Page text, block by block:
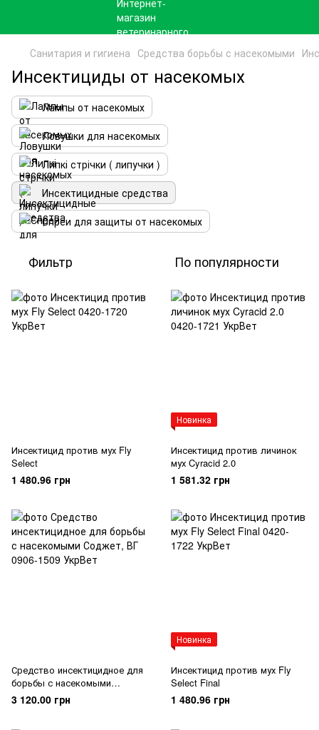
Санитария и гигиена Средства борьбы с насекомыми
Инсектициды от насекомых
Лампы от насекомых
Ловушки для насекомых
Липкі стрічки ( липучки )
Инсектицидные средства
Спреи для защиты от насекомых
Фильтр По популярности
Инсектицид против мух Fly
Select
1 480.96 грн
Новинка
Инсектицид против личинок
мух Cyracid 2.0
1 581.32 грн
Средство инсектицидное для
борьбы с насекомыми
Соджет, ВГ
3 120.00 грн
Новинка
Инсектицид против мух Fly
Select Final
1 480.96 грн